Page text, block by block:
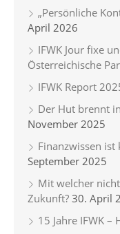
„Persönliche
April 2026
IFWK Jour fixe
Österreichische
IFWK Report
Der Hut brennt
November 2025
Finanzwissen ist
September 2025
Mit welcher
Zukunft? 30. April
15 Jahre IFWK –